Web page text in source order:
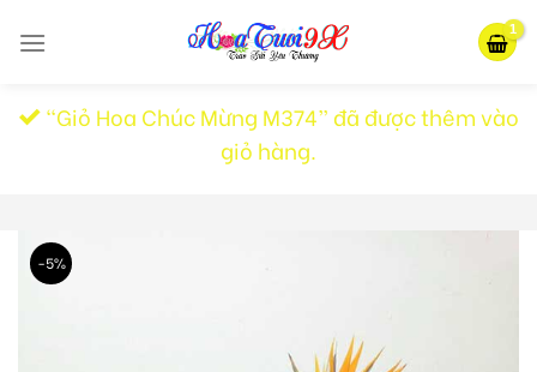
“Giỏ Hoa Chúc Mừng M374” đã được thêm vào
giỏ hàng.
-5%